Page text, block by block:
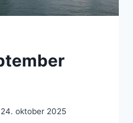
24. oktober 2025